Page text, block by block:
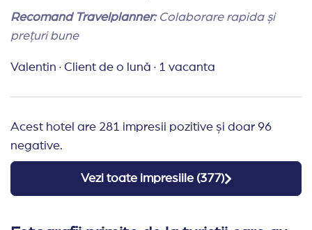
Recomand Travelplanner:Colaborare rapida și
prețuri bune
Valentin · Client de o lună · 1 vacanta
Acest hotel are 281 impresii pozitive și doar 96
negative.
Vezi toate impresiile (377)